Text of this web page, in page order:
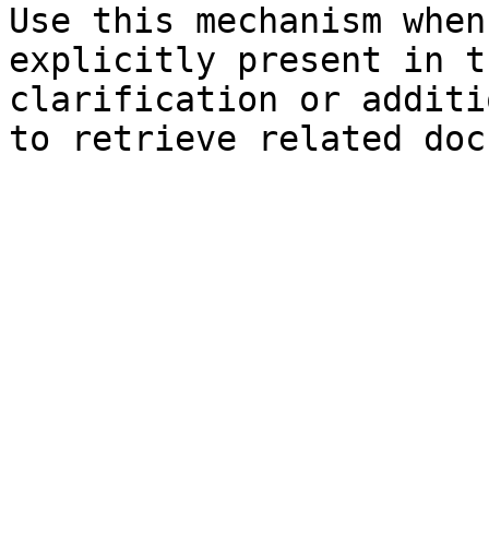
Use this mechanism
explicitly present in
clarification or